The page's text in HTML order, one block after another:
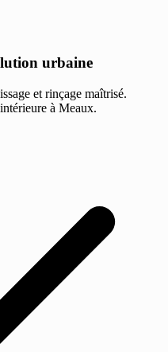
urbaine
et rinçage maîtrisé.
à Meaux.